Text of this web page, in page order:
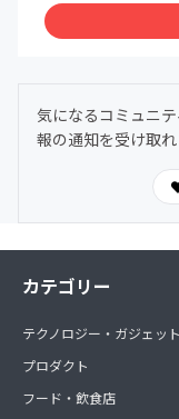
③ メンバー限定
わからないことは
を共有できます。
気になるコミュニ
報の通知を受け取れ
カテゴリー
テクノロジー・ガジェット
プロダクト
フード・飲食店